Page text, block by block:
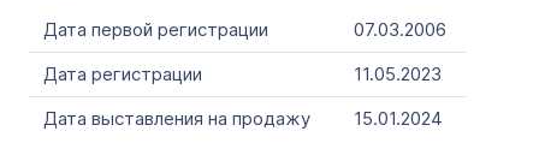
Дата первой регистрации
07.03.2006
Дата регистрации
11.05.2023
Дата выставления на продажу
15.01.2024